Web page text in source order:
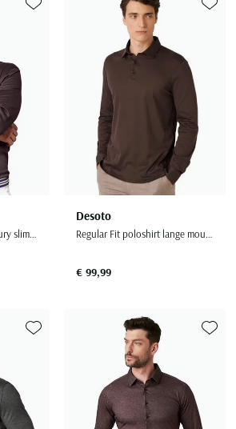
business overhemd Luxury slim fit bruin effen katoen
Toevoegen aan favorieten
Desoto
Regular Fit poloshirt lange mouw bruin
€ 99,99
Toevoegen aan favorieten